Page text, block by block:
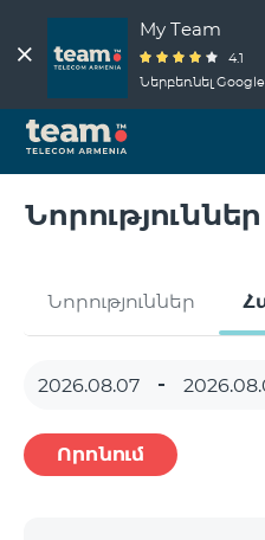
My Team
4.1
Ներբեռնել
Նորություններ
Նորություններ
Որոնում